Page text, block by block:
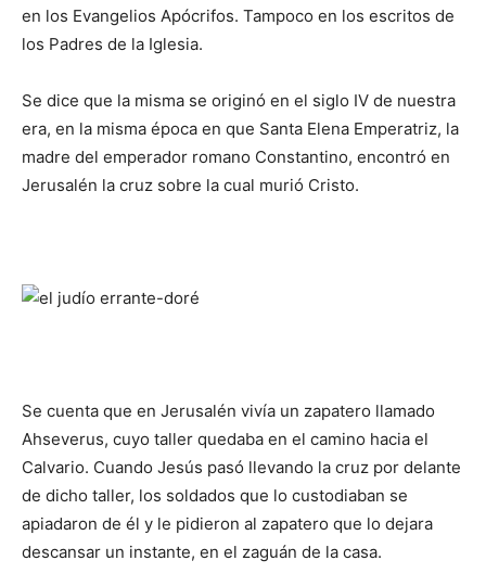
en los Evangelios Apócrifos. Tampoco en los escritos de
los Padres de la Iglesia.
Se dice que la misma se originó en el siglo IV de nuestra
era, en la misma época en que Santa Elena Emperatriz, la
madre del emperador romano Constantino, encontró en
Jerusalén la cruz sobre la cual murió Cristo.
Se cuenta que en Jerusalén vivía un zapatero llamado
Ahseverus, cuyo taller quedaba en el camino hacia el
Calvario. Cuando Jesús pasó llevando la cruz por delante
de dicho taller, los soldados que lo custodiaban se
apiadaron de él y le pidieron al zapatero que lo dejara
descansar un instante, en el zaguán de la casa.